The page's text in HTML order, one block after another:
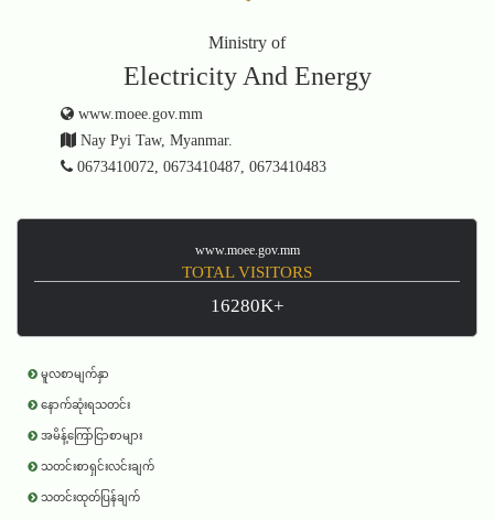
Ministry of
Electricity And Energy
www.moee.gov.mm
Nay Pyi Taw, Myanmar.
0673410072, 0673410487, 0673410483
www.moee.gov.mm
TOTAL VISITORS
16280K+
မူလစာမျက်နှာ
နောက်ဆုံးရသတင်း
အမိန့်ကြော်ငြာစာများ
သတင်းစာရှင်းလင်းချက်
သတင်းထုတ်ပြန်ချက်